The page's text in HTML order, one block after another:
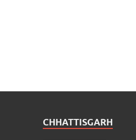
CHHATTISGARH